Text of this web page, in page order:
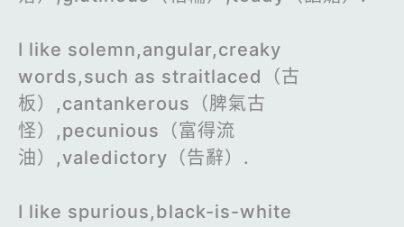
I like solemn,angular,creaky
words,such as straitlaced（古
板）,cantankerous（脾氣古
怪）,pecunious（富得流
油）,valedictory（告辭）.
I like spurious,black-is-white